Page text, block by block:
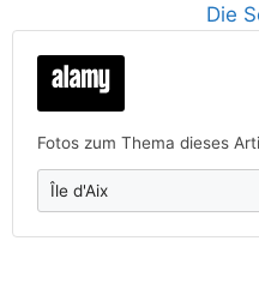
Die
Fotos zum Thema dieses